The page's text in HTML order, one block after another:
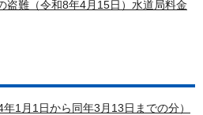
盗難（令和8年4月15日）水道局料金
1月1日から同年3月13日までの分）